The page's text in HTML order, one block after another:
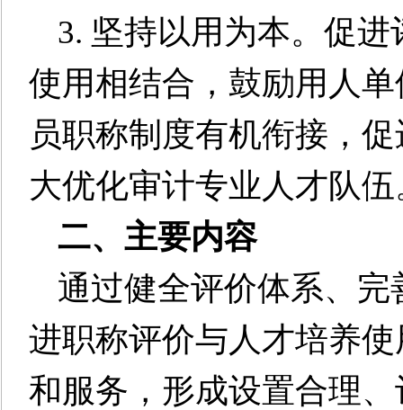
3. 坚持以用为本。促
使用相结合，鼓励用人
员职称制度有机衔接，
大优化审计专业人才队伍
二、主要内容
通过健全评价体系、
进职称评价与人才培养
和服务，形成设置合理